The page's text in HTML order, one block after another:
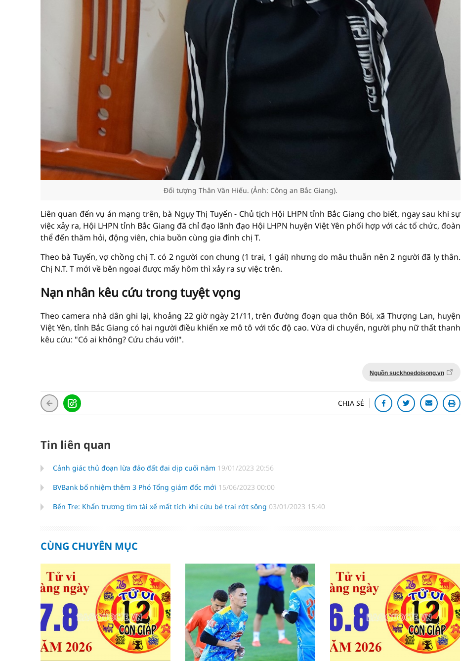
Đối tượng Thân Văn Hiếu. (Ảnh: Công an Bắc Giang).
Liên quan đến vụ án mạng trên, bà Ngụy Thị Tuyến - Chủ tịch Hội LHPN tỉnh Bắc Giang cho biết, ngay sau khi sự
việc xảy ra, Hội LHPN tỉnh Bắc Giang đã chỉ đạo lãnh đạo Hội LHPN huyện Việt Yên phối hợp với các tổ chức, đoàn
thể đến thăm hỏi, động viên, chia buồn cùng gia đình chị T.
Theo bà Tuyến, vợ chồng chị T. có 2 người con chung (1 trai, 1 gái) nhưng do mâu thuẫn nên 2 người đã ly thân.
Chị N.T. T mới về bên ngoại được mấy hôm thì xảy ra sự việc trên.
Nạn nhân kêu cứu trong tuyệt vọng
Theo camera nhà dân ghi lại, khoảng 22 giờ ngày 21/11, trên đường đoạn qua thôn Bói, xã Thượng Lan, huyện
Việt Yên, tỉnh Bắc Giang có hai người điều khiển xe mô tô với tốc độ cao. Vừa di chuyển, người phụ nữ thất thanh
kêu cứu: "Có ai không? Cứu cháu với!".
Nguồn suckhoedoisong.vn
CHIA SẺ
Tin liên quan
Cảnh giác thủ đoạn lừa đảo đất đai dịp cuối năm 19/01/2023 20:56
BVBank bổ nhiệm thêm 3 Phó Tổng giám đốc mới 15/06/2023 00:00
Bến Tre: Khẩn trương tìm tài xế mất tích khi cứu bé trai rớt sông 03/01/2023 15:40
CÙNG CHUYÊN MỤC